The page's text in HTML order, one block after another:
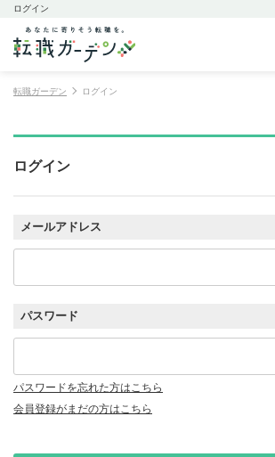
ログイン
転職ガーデン ログイン
ログイン
メールアドレス
パスワード
パスワードを忘れた方はこちら
会員登録がまだの方はこちら